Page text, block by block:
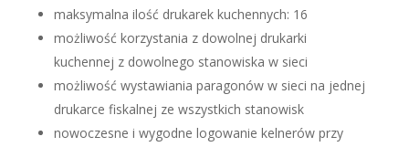
maksymalna ilość drukarek kuchennych: 16
możliwość korzystania z dowolnej drukarki
kuchennej z dowolnego stanowiska w sieci
możliwość wystawiania paragonów w sieci na jednej
drukarce fiskalnej ze wszystkich stanowisk
nowoczesne i wygodne logowanie kelnerów przy